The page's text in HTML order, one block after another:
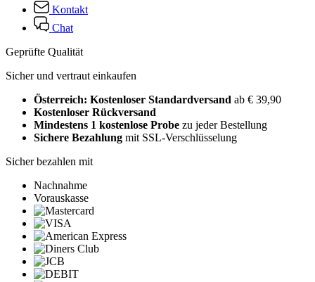
Kontakt
Chat
Geprüfte Qualität
Sicher und vertraut einkaufen
Österreich: Kostenloser Standardversand ab € 39,90
Kostenloser Rückversand
Mindestens 1 kostenlose Probe zu jeder Bestellung
Sichere Bezahlung mit SSL-Verschlüsselung
Sicher bezahlen mit
Nachnahme
Vorauskasse